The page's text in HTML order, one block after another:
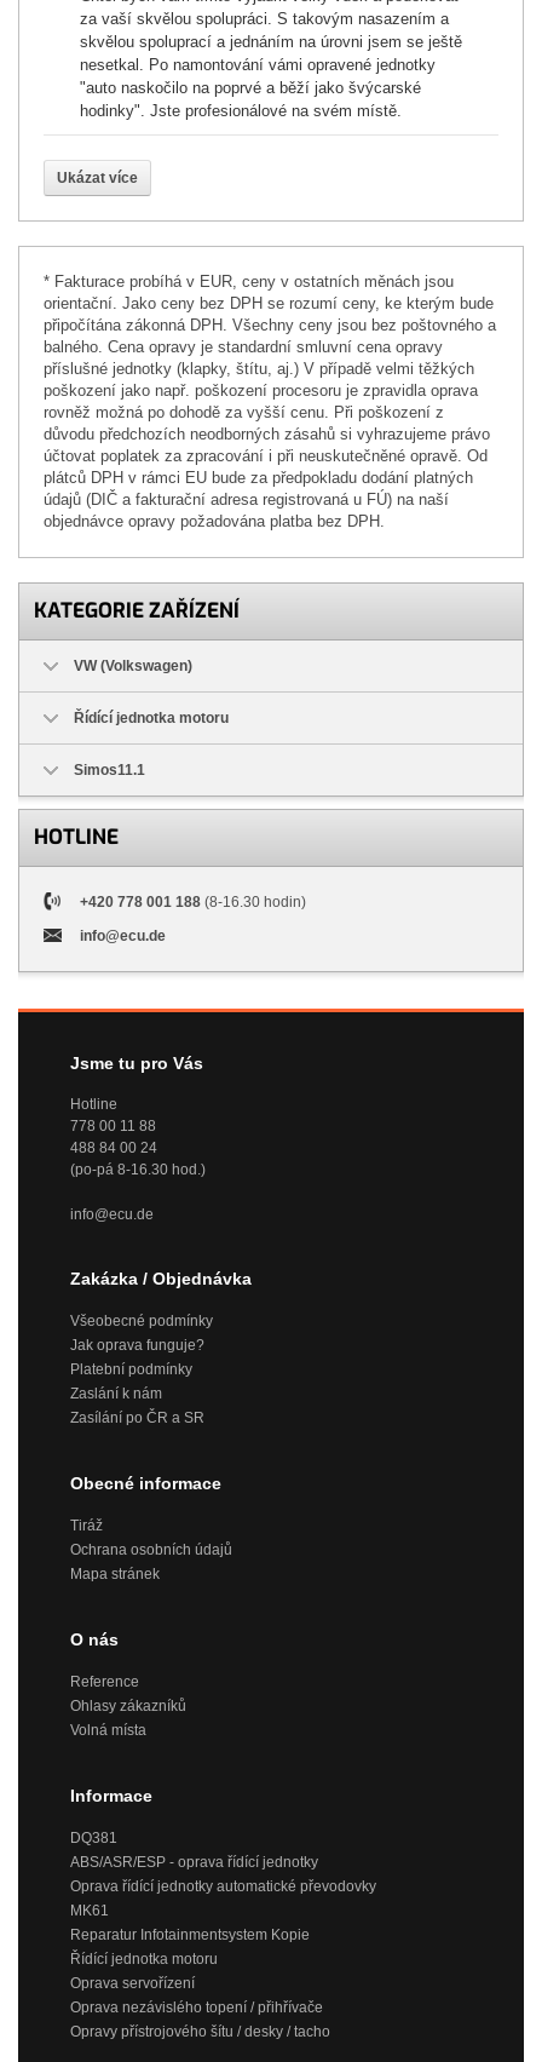
za vaší skvělou spolupráci. S takovým nasazením a
skvělou spoluprací a jednáním na úrovni jsem se ještě
nesetkal. Po namontování vámi opravené jednotky
"auto naskočilo na poprvé a běží jako švýcarské
hodinky". Jste profesionálové na svém místě.
Ukázat více
* Fakturace probíhá v EUR, ceny v ostatních měnách jsou
orientační. Jako ceny bez DPH se rozumí ceny, ke kterým bude
připočítána zákonná DPH. Všechny ceny jsou bez poštovného a
balného. Cena opravy je standardní smluvní cena opravy
příslušné jednotky (klapky, štítu, aj.) V případě velmi těžkých
poškození jako např. poškození procesoru je zpravidla oprava
rovněž možná po dohodě za vyšší cenu. Při poškození z
důvodu předchozích neodborných zásahů si vyhrazujeme právo
účtovat poplatek za zpracování i při neuskutečněné opravě. Od
plátců DPH v rámci EU bude za předpokladu dodání platných
údajů (DIČ a fakturační adresa registrovaná u FÚ) na naší
objednávce opravy požadována platba bez DPH.
KATEGORIE ZAŘÍZENÍ
VW (Volkswagen)
Řídící jednotka motoru
Simos11.1
HOTLINE
+420 778 001 188 (8-16.30 hodin)
info@ecu.de
Jsme tu pro Vás
Hotline
778 00 11 88
488 84 00 24
(po-pá 8-16.30 hod.)
info@ecu.de
Zakázka / Objednávka
Všeobecné podmínky
Jak oprava funguje?
Platební podmínky
Zaslání k nám
Zasílání po ČR a SR
Obecné informace
Tiráž
Ochrana osobních údajů
Mapa stránek
O nás
Reference
Ohlasy zákazníků
Volná místa
Informace
DQ381
ABS/ASR/ESP - oprava řídící jednotky
Oprava řídící jednotky automatické převodovky
MK61
Reparatur Infotainmentsystem Kopie
Řídící jednotka motoru
Oprava servořízení
Oprava nezávislého topení / přihřívače
Opravy přístrojového šítu / desky / tacho